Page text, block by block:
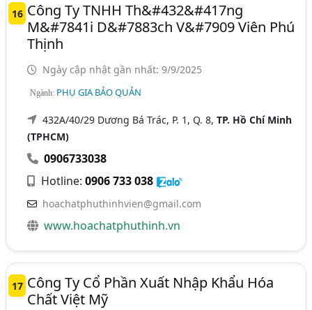
16 Công Ty TNHH Th&#432&#417ng
M&#7841i D&#7883ch V&#7909 Viên Phú
Thịnh
Ngày cập nhật gần nhất: 9/9/2025
Ngành: PHỤ GIA BẢO QUẢN
432A/40/29 Dương Bá Trác, P. 1, Q. 8,TP. Hồ Chí Minh
(TPHCM)
0906733038
Hotline:0906 733 038
hoachatphuthinhvien@gmail.com
www.hoachatphuthinh.vn
17 Công Ty Cổ Phần Xuất Nhập Khẩu Hóa
Chất Việt Mỹ